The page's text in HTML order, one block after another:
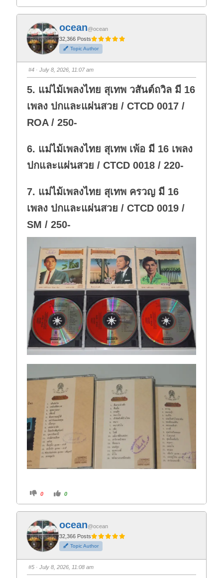
i
f
o
r
t
h
u
m
d
o
n
i
o
t
h
u
m
u
p
ocean@ocean
32,366 Posts
Topic Author
#4 · July 8, 2026, 11:07 am
5. แม่ไม้เพลงไทย สุเทพ วสันต์ถวิล มี 16
เพลง ปกและแผ่นสวย / CTCD 0017 /
ROA / 250-
6. แม่ไม้เพลงไทย สุเทพ เพ้อ มี 16 เพลง
ปกและแผ่นสวย / CTCD 0018 / 220-
7. แม่ไม้เพลงไทย สุเทพ ครวญ มี 16
เพลง ปกและแผ่นสวย / CTCD 0019 /
SM / 250-
C
i
k
f
o
r
t
h
u
m
d
o
0
C
i
k
o
r
t
h
u
m
u
p
0
ocean@ocean
32,366 Posts
Topic Author
#5 · July 8, 2026, 11:08 am